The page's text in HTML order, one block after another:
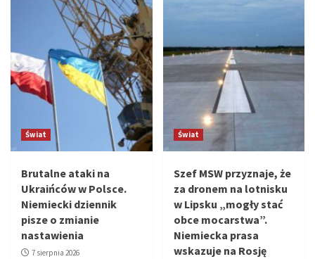
Świat
Brutalne ataki na
Ukraińców w Polsce.
Niemiecki dziennik
pisze o zmianie
nastawienia
7 sierpnia 2026
Świat
Szef MSW przyznaje, że
za dronem na lotnisku
w Lipsku „mogły stać
obce mocarstwa”.
Niemiecka prasa
wskazuje na Rosję